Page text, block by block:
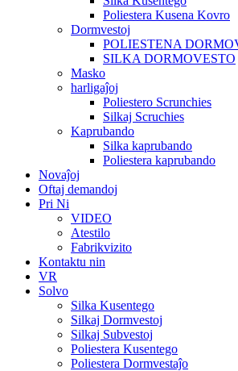
Poliestera Kusena Kovro
Dormvestoj
POLIESTENA
SILKA DORMOVESTO
Masko
harligaĵoj
Poliestero Scrunchies
Silkaj Scruchies
Kaprubando
Silka kaprubando
Poliestera kaprubando
Novaĵoj
Oftaj demandoj
Pri Ni
VIDEO
Atestilo
Fabrikvizito
Kontaktu nin
VR
Solvo
Silka Kusentego
Silkaj Dormvestoj
Silkaj Subvestoj
Poliestera Kusentego
Poliestera Dormvestaĵo